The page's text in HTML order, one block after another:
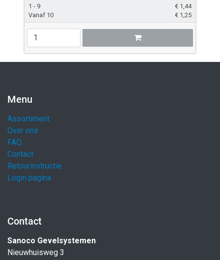
1 - 9 € 1,44
Vanaf 10
€ 1,25
Menu
Assortiment
Over ons
FAQ
Contact
Retourinstructie
Login pagina
Contact
Sanoco Gevelsystemen
Nieuwhuisweg 3